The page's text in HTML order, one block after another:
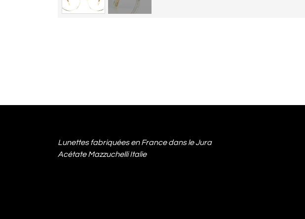
Lunettes fabriquées en France dans le Jura
Acétate Mazzuchelli Italie